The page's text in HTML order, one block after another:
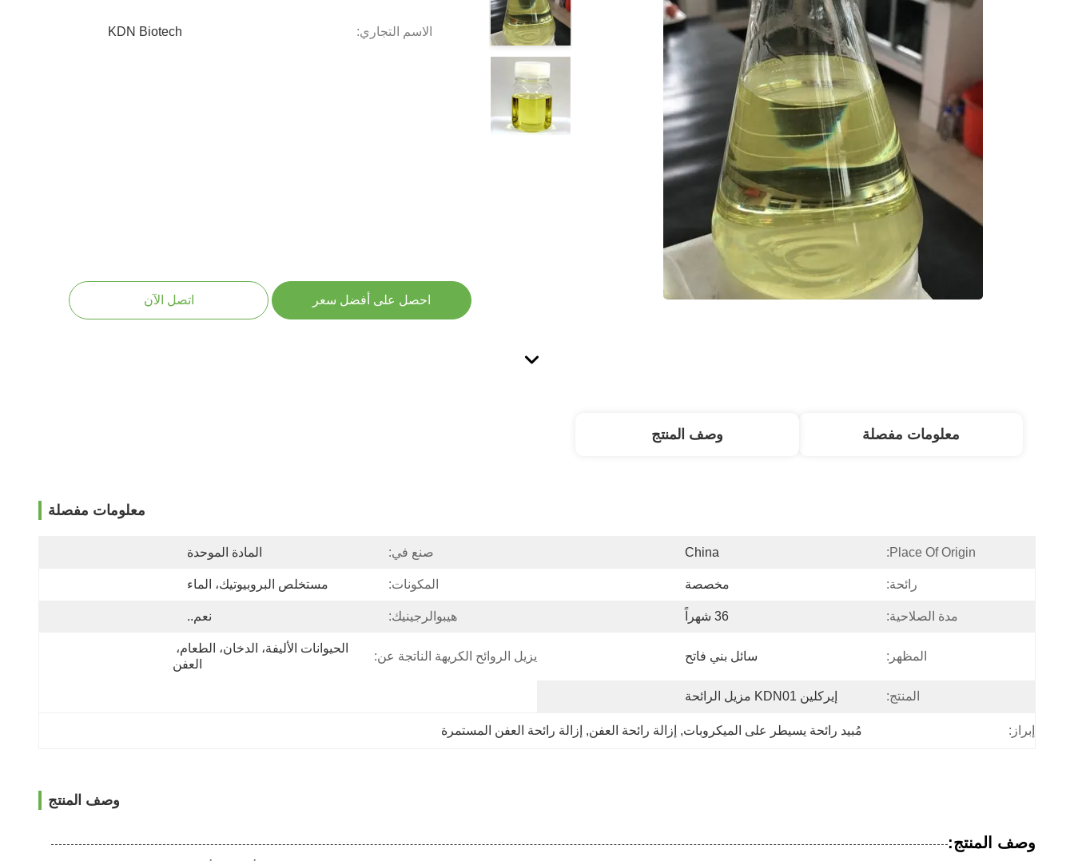
الاسم التجاري: KDN Biotech
احصل على أفضل سعر اتصل الآن
معلومات مفصلة وصف المنتج
معلومات مفصلة
Place Of Origin:
China صنع في: المادة الموحدة
رائحة: مخصصة المكونات: مستخلص البروبيوتيك، الماء
مدة الصلاحية: 36 شهراً هيبوالرجينيك: نعم..
المظهر: سائل بني فاتح يزيل الروائح الكريهة الناتجة عن:
العفن
المنتج: إيركلين KDN01 مزيل الرائحة
إبراز: مُبيد رائحة يسيطر على الميكروبات, إزالة رائحة العفن, إزالة رائحة العفن المستمرة
وصف المنتج
وصف المنتج: